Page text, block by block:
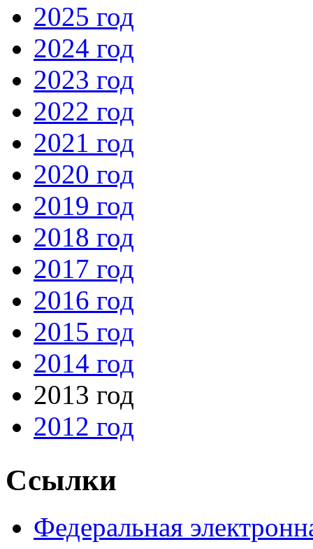
2025 год
2024 год
2023 год
2022 год
2021 год
2020 год
2019 год
2018 год
2017 год
2016 год
2015 год
2014 год
2013 год
2012 год
Ссылки
Федеральная